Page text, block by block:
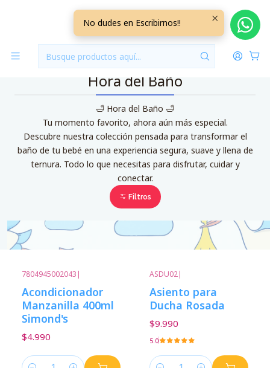
Inicio Hora del Baño
Hora del Baño
🛁 Hora del Baño 🛁
Tu momento favorito, ahora aún más especial.
Descubre nuestra colección pensada para transformar el
baño de tu bebé en una experiencia segura, suave y llena de
ternura. Todo lo que necesitas para disfrutar, cuidar y
conectar.
Filtros
7804945002043 |
Acondicionador
Manzanilla 400ml
Simond's
$4.990
ASDU02|
Asiento para
Ducha Rosada
$9.990
5.0
No dudes en Escribirnos!!